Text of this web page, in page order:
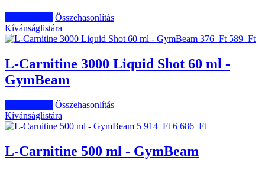
Összehasonlítás
Kívánságlistára
376 Ft 589 Ft
L-Carnitine 3000 Liquid Shot 60 ml -
GymBeam
Összehasonlítás
Kívánságlistára
5 914 Ft 6 686 Ft
L-Carnitine 500 ml - GymBeam